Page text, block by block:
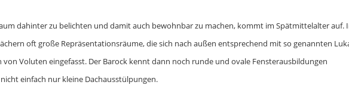
dahinter zu belichten und damit auch bewohnbar zu machen, kommt im Spätmittelalter auf.
oft große Repräsentationsräume, die sich nach außen entsprechend mit so genannten
Voluten eingefasst. Der Barock kennt dann noch runde und ovale Fensterausbildungen
einfach nur kleine Dachausstülpungen.